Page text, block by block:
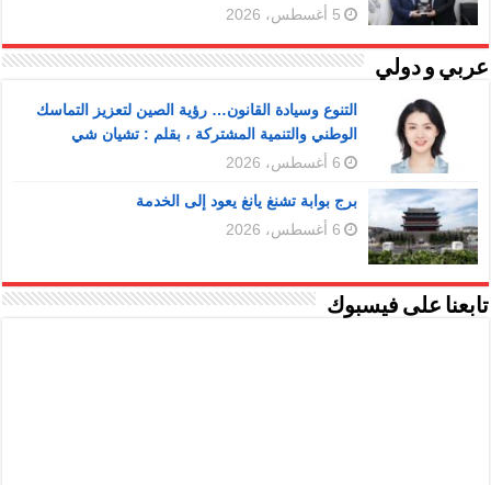
5 أغسطس، 2026
عربي و دولي
التنوع وسيادة القانون… رؤية الصين لتعزيز التماسك
الوطني والتنمية المشتركة ، بقلم : تشيان شي
6 أغسطس، 2026
برج بوابة تشنغ يانغ يعود إلى الخدمة
6 أغسطس، 2026
تابعنا على فيسبوك